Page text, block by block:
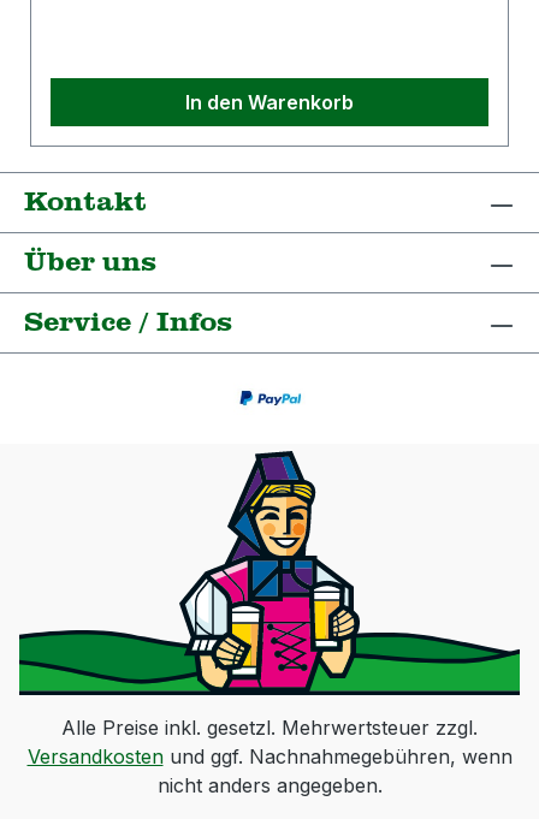
In den Warenkorb
Kontakt
Über uns
Service / Infos
Alle Preise inkl. gesetzl. Mehrwertsteuer zzgl.
Versandkostenund ggf. Nachnahmegebühren, wenn
nicht anders angegeben.